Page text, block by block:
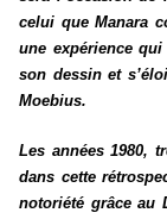
celui que Manara
une expérience
son dessin et
Moebius.
Les années 1980,
dans cette
notoriété grâce au